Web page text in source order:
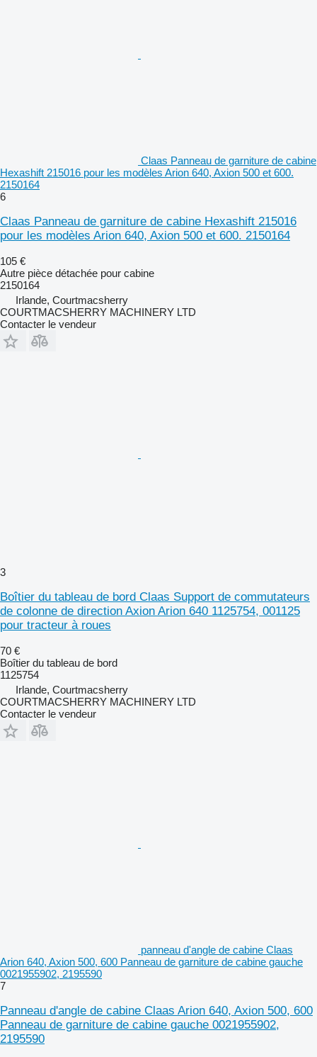
Claas Panneau de garniture de cabine
Hexashift 215016 pour les modèles Arion 640, Axion 500 et 600.
2150164
6
Claas Panneau de garniture de cabine Hexashift 215016
pour les modèles Arion 640, Axion 500 et 600. 2150164
105 €
Autre pièce détachée pour cabine
2150164
Irlande, Courtmacsherry
COURTMACSHERRY MACHINERY LTD
Contacter le vendeur
3
Boîtier du tableau de bord Claas Support de commutateurs
de colonne de direction Axion Arion 640 1125754, 001125
pour tracteur à roues
70 €
Boîtier du tableau de bord
1125754
Irlande, Courtmacsherry
COURTMACSHERRY MACHINERY LTD
Contacter le vendeur
panneau d'angle de cabine Claas
Arion 640, Axion 500, 600 Panneau de garniture de cabine gauche
0021955902, 2195590
7
Panneau d'angle de cabine Claas Arion 640, Axion 500, 600
Panneau de garniture de cabine gauche 0021955902,
2195590